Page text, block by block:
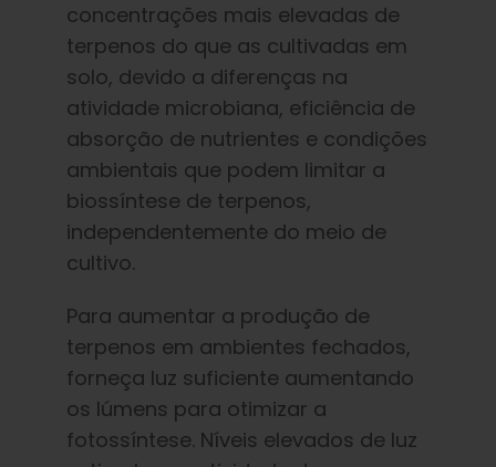
concentrações mais elevadas de
terpenos do que as cultivadas em
solo, devido a diferenças na
atividade microbiana, eficiência de
absorção de nutrientes e condições
ambientais que podem limitar a
biossíntese de terpenos,
independentemente do meio de
cultivo.
Para aumentar a produção de
terpenos em ambientes fechados,
forneça luz suficiente aumentando
os lúmens para otimizar a
fotossíntese. Níveis elevados de luz